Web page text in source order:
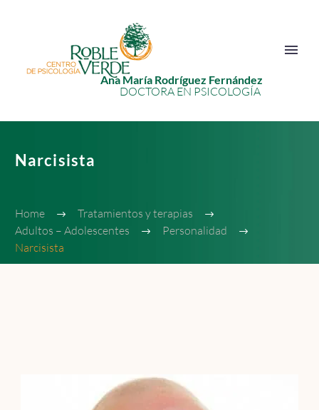
Ana María Rodríguez Fernández
DOCTORA EN PSICOLOGÍA
Narcisista
Home
Tratamientos y terapias
Adultos – Adolescentes
Personalidad
Narcisista